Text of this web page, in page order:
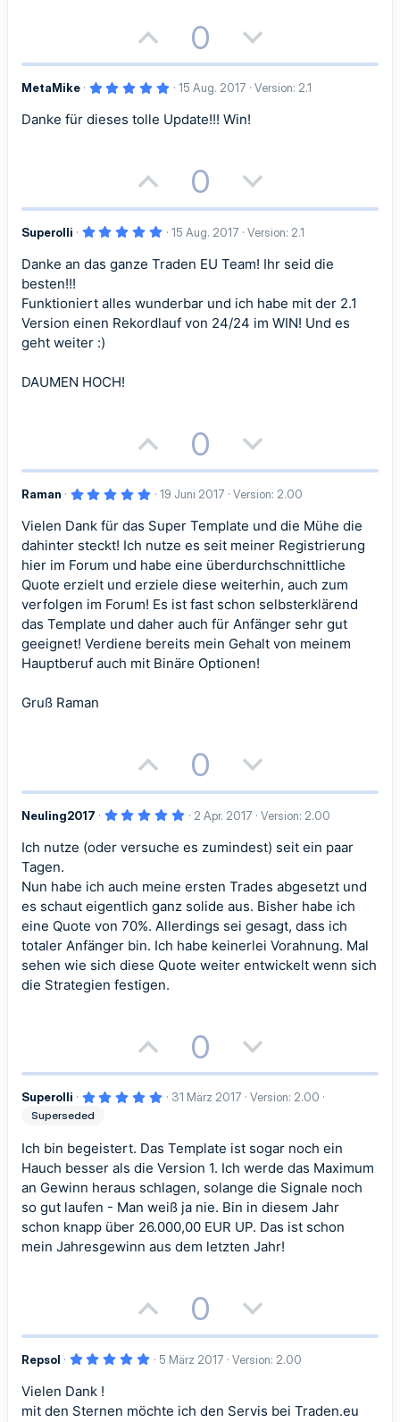
(
)
o
s
i
i
v
e
S
t
0
e
g
i
v
e
S
t
MetaMike
5
0
)
15 Aug. 2017 Version: 2.1
Danke für dieses tolle Update!!! Win!
o
s
i
t
i
t
i
m
m
e
0
e
g
a
t
i
t
i
m
m
e
Superolli
5
0
e
r
n
15 Aug. 2017 Version: 2.1
Danke an das ganze Traden EU Team! Ihr seid die
besten!!!
Funktioniert alles wunderbar und ich habe mit der 2.1
Version einen Rekordlauf von 24/24 im WIN! Und es
geht weiter :)
DAUMEN HOCH!
o
s
i
t
i
v
e
m
m
e
0
e
g
a
t
i
v
m
m
e
Raman
5
0
S
t
e
r
n
(
e
)
19 Juni 2017 Version: 2.00
Vielen Dank für das Super Template und die Mühe die
dahinter steckt! Ich nutze es seit meiner Registrierung
hier im Forum und habe eine überdurchschnittliche
Quote erzielt und erziele diese weiterhin, auch zum
verfolgen im Forum! Es ist fast schon selbsterklärend
das Template und daher auch für Anfänger sehr gut
geeignet! Verdiene bereits mein Gehalt von meinem
Hauptberuf auch mit Binäre Optionen!
Gruß Raman
o
s
i
t
i
v
e
i
m
e
0
e
g
a
t
i
v
i
m
e
Neuling2017
5
0
e
r
n
e
)
2 Apr. 2017 Version: 2.00
Ich nutze (oder versuche es zumindest) seit ein paar
Tagen.
Nun habe ich auch meine ersten Trades abgesetzt und
es schaut eigentlich ganz solide aus. Bisher habe ich
eine Quote von 70%. Allerdings sei gesagt, dass ich
totaler Anfänger bin. Ich habe keinerlei Vorahnung. Mal
sehen wie sich diese Quote weiter entwickelt wenn sich
die Strategien festigen.
o
s
i
t
i
v
t
i
m
0
e
g
a
t
i
v
t
i
m
Superolli
5
S
t
e
r
n
e
)
31 März 2017 Version: 2.00
Superseded
Ich bin begeistert. Das Template ist sogar noch ein
Hauch besser als die Version 1. Ich werde das Maximum
an Gewinn heraus schlagen, solange die Signale noch
so gut laufen - Man weiß ja nie. Bin in diesem Jahr
schon knapp über 26.000,00 EUR UP. Das ist schon
mein Jahresgewinn aus dem letzten Jahr!
o
s
i
0
e
g
a
Repsol
5
S
t
5 März 2017 Version: 2.00
Vielen Dank !
mit den Sternen möchte ich den Servis bei Traden.eu